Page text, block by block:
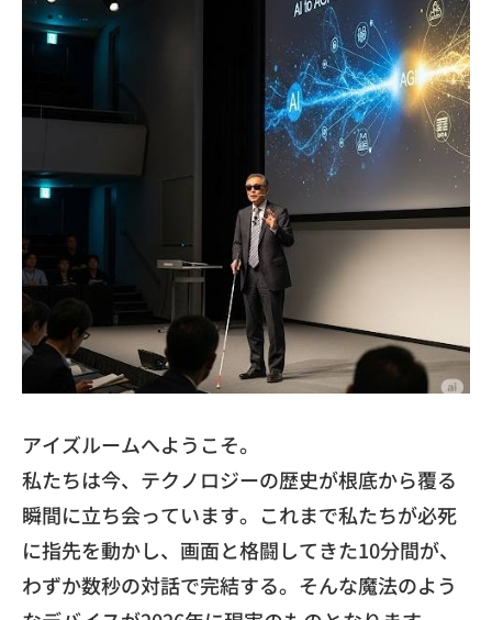
​アイズルームへようこそ。
​私たちは今、 テクノロジーの歴史が根底から覆る
瞬間に立ち会っています。 これまで私たちが必死
に指先を動かし、 画面と格闘してきた10分間が、
わずか数秒の対話で完結する。 そんな魔法のよう